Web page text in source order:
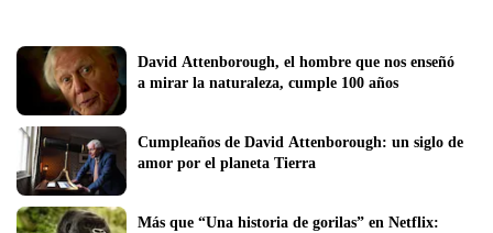
David Attenborough, el hombre que nos enseñó
a mirar la naturaleza, cumple 100 años
Cumpleaños de David Attenborough: un siglo de
amor por el planeta Tierra
Más que “Una historia de gorilas” en Netflix: